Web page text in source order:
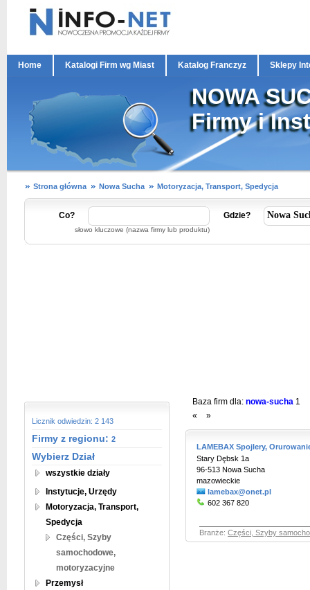
Home Katalogi Firm wg Miast Katalog Franczyz Sklepy
NOWA
Firmy i
Strona główna Nowa Sucha Motoryzacja, Transport, Spedycja
Co?
słowo kluczowe (nazwa firmy lub produktu)
Gdzie?
Licznik odwiedzin: 2 143
Firmy z regionu: 2
Wybierz Dział
wszystkie działy
Instytucje, Urzędy
Motoryzacja, Transport,
Spedycja
Części, Szyby
samochodowe,
motoryzacyjne
Przemysł
Baza firm dla: nowa-sucha 1
«
»
LAMEBAX Spojlery,
Stary Dębsk 1a
96-513 Nowa Sucha
mazowieckie
lamebax@onet.pl
602 367 820
Branże: Części, Szyby